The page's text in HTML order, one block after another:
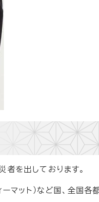
者を出しております。
マット）など国、全国各